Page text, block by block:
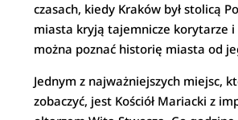
czasach, kiedy Kraków był stolicą
miasta kryją tajemnicze korytarze i
można poznać historię miasta od
Jednym z najważniejszych miejsc,
zobaczyć, jest Kościół Mariacki z